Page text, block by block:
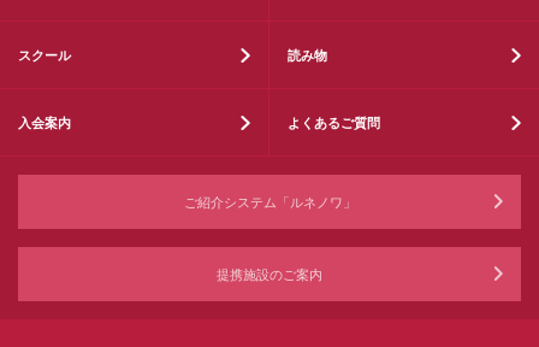
スクール 読み物
入会案内 よくあるご質問
ご紹介システム「ルネノワ」
提携施設のご案内